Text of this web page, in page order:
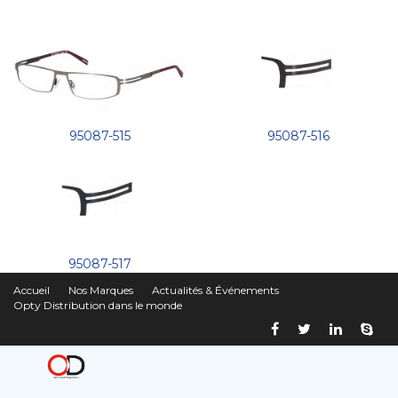
95087-515 95087-516
95087-517
Accueil Nos Marques
Actualités & Événements
Opty Distribution dans le monde